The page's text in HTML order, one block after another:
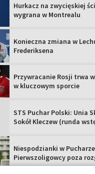
Hurkacz na zwycięskiej
wygrana w Montrealu
Konieczna zmiana w
Frederiksena
Przywracanie Rosji trwa
w kluczowym sporcie
STS Puchar Polski: Unia
Sokół Kleczew (runda
Niespodzianki w
Pierwszoligowcy poza